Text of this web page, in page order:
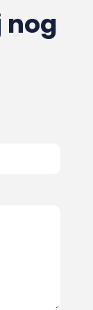
nog